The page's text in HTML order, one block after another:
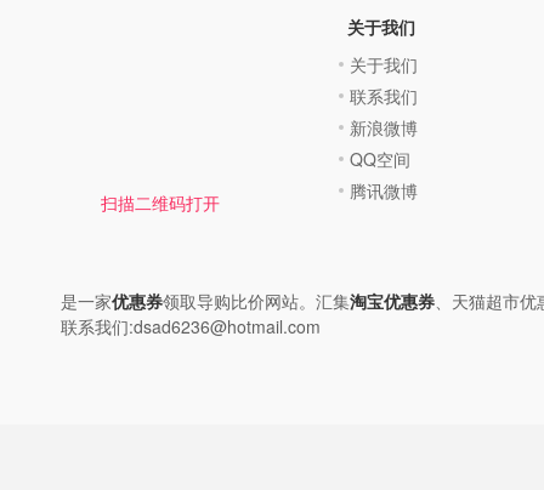
扫描二维码打开
关于我们
关于我们
联系我们
新浪微博
QQ空间
腾讯微博
是一家优惠券领取导购比价网站。汇集淘宝优惠券、天猫超市优
联系我们:dsad6236@hotmail.com